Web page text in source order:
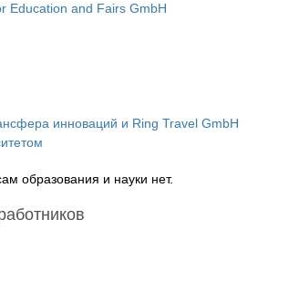
Education and Fairs GmbH
инноваций и Ring Travel GmbH
образования и науки нет.